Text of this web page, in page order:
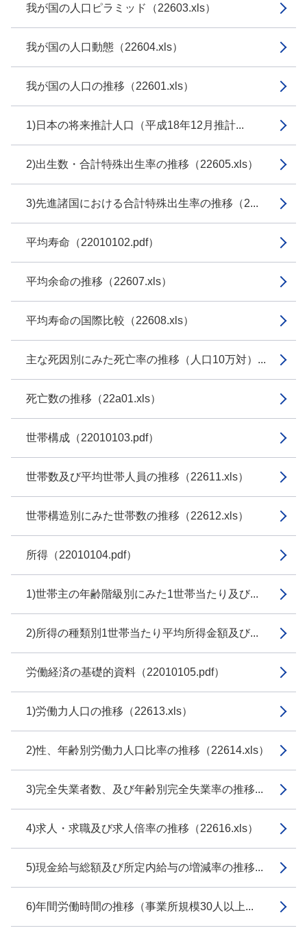
我が国の人口ピラミッド（22603.xls）
我が国の人口動態（22604.xls）
我が国の人口の推移（22601.xls）
1)日本の将来推計人口（平成18年12月推計...
2)出生数・合計特殊出生率の推移（22605.xls）
3)先進諸国における合計特殊出生率の推移（2...
平均寿命（22010102.pdf）
平均余命の推移（22607.xls）
平均寿命の国際比較（22608.xls）
主な死因別にみた死亡率の推移（人口10万対）...
死亡数の推移（22a01.xls）
世帯構成（22010103.pdf）
世帯数及び平均世帯人員の推移（22611.xls）
世帯構造別にみた世帯数の推移（22612.xls）
所得（22010104.pdf）
1)世帯主の年齢階級別にみた1世帯当たり及び...
2)所得の種類別1世帯当たり平均所得金額及び...
労働経済の基礎的資料（22010105.pdf）
1)労働力人口の推移（22613.xls）
2)性、年齢別労働力人口比率の推移（22614.xls）
3)完全失業者数、及び年齢別完全失業率の推移...
4)求人・求職及び求人倍率の推移（22616.xls）
5)現金給与総額及び所定内給与の増減率の推移...
6)年間労働時間の推移（事業所規模30人以上...